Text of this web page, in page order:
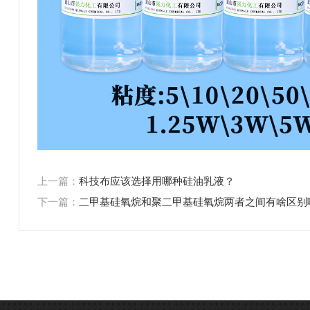
上一篇： 科技布应该选择用哪种硅油乳液？
下一篇： 二甲基硅氧烷和聚二甲基硅氧烷两者之间有啥区别